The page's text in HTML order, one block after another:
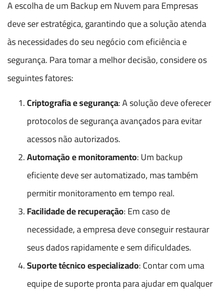
A escolha de um Backup em Nuvem para Empresas
deve ser estratégica, garantindo que a solução atenda
às necessidades do seu negócio com eficiência e
segurança. Para tomar a melhor decisão, considere os
seguintes fatores:
Criptografia e segurança: A solução deve oferecer
protocolos de segurança avançados para evitar
acessos não autorizados.
Automação e monitoramento: Um backup
eficiente deve ser automatizado, mas também
permitir monitoramento em tempo real.
Facilidade de recuperação: Em caso de
necessidade, a empresa deve conseguir restaurar
seus dados rapidamente e sem dificuldades.
Suporte técnico especializado: Contar com uma
equipe de suporte pronta para ajudar em qualquer